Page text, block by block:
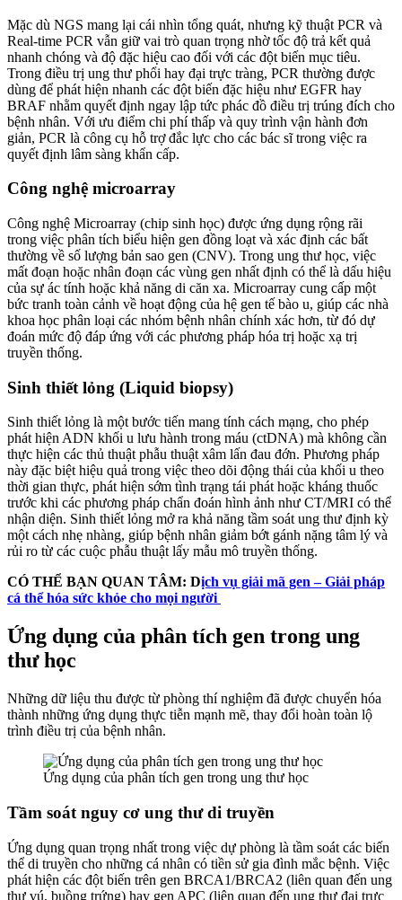
Mặc dù NGS mang lại cái nhìn tổng quát, nhưng kỹ thuật PCR và
Real-time PCR vẫn giữ vai trò quan trọng nhờ tốc độ trả kết quả
nhanh chóng và độ đặc hiệu cao đối với các đột biến mục tiêu.
Trong điều trị ung thư phổi hay đại trực tràng, PCR thường được
dùng để phát hiện nhanh các đột biến đặc hiệu như EGFR hay
BRAF nhằm quyết định ngay lập tức phác đồ điều trị trúng đích cho
bệnh nhân. Với ưu điểm chi phí thấp và quy trình vận hành đơn
giản, PCR là công cụ hỗ trợ đắc lực cho các bác sĩ trong việc ra
quyết định lâm sàng khẩn cấp.
Công nghệ microarray
Công nghệ Microarray (chip sinh học) được ứng dụng rộng rãi
trong việc phân tích biểu hiện gen đồng loạt và xác định các bất
thường về số lượng bản sao gen (CNV). Trong ung thư học, việc
mất đoạn hoặc nhân đoạn các vùng gen nhất định có thể là dấu hiệu
của sự ác tính hoặc khả năng di căn xa. Microarray cung cấp một
bức tranh toàn cảnh về hoạt động của hệ gen tế bào u, giúp các nhà
khoa học phân loại các nhóm bệnh nhân chính xác hơn, từ đó dự
đoán mức độ đáp ứng với các phương pháp hóa trị hoặc xạ trị
truyền thống.
Sinh thiết lỏng (Liquid biopsy)
Sinh thiết lỏng là một bước tiến mang tính cách mạng, cho phép
phát hiện ADN khối u lưu hành trong máu (ctDNA) mà không cần
thực hiện các thủ thuật phẫu thuật xâm lấn đau đớn. Phương pháp
này đặc biệt hiệu quả trong việc theo dõi động thái của khối u theo
thời gian thực, phát hiện sớm tình trạng tái phát hoặc kháng thuốc
trước khi các phương pháp chẩn đoán hình ảnh như CT/MRI có thể
nhận diện. Sinh thiết lỏng mở ra khả năng tầm soát ung thư định kỳ
một cách nhẹ nhàng, giúp bệnh nhân giảm bớt gánh nặng tâm lý và
rủi ro từ các cuộc phẫu thuật lấy mẫu mô truyền thống.
CÓ THỂ BẠN QUAN TÂM: Dịch vụ giải mã gen – Giải pháp
cá thể hóa sức khỏe cho mọi người
Ứng dụng của phân tích gen trong ung
thư học
Những dữ liệu thu được từ phòng thí nghiệm đã được chuyển hóa
thành những ứng dụng thực tiễn mạnh mẽ, thay đổi hoàn toàn lộ
trình điều trị của bệnh nhân.
Ứng dụng của phân tích gen trong ung thư học
Tầm soát nguy cơ ung thư di truyền
Ứng dụng quan trọng nhất trong việc dự phòng là tầm soát các biến
thể di truyền cho những cá nhân có tiền sử gia đình mắc bệnh. Việc
phát hiện các đột biến trên gen BRCA1/BRCA2 (liên quan đến ung
thư vú, buồng trứng) hay gen APC (liên quan đến ung thư đại trực